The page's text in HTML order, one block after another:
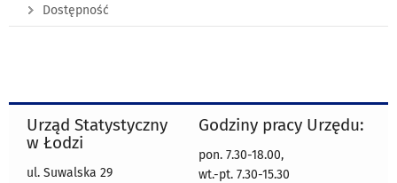
Dostępność
Urząd Statystyczny
w Łodzi
ul. Suwalska 29
Godziny pracy Urzędu:
pon. 7.30-18.00,
wt.-pt. 7.30-15.30